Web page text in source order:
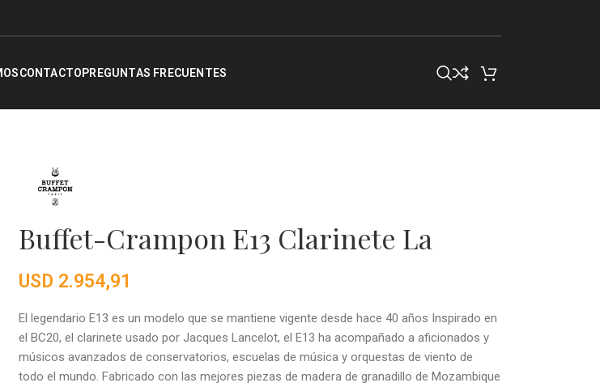
CONTACTOPREGUNTAS FRECUENTES
Buffet-Crampon E13 Clarinete La
USD 2.954,91
El legendario E13 es un modelo que se mantiene vigente desde hace 40 años Inspirado en
el BC20, el clarinete usado por Jacques Lancelot, el E13 ha acompañado a aficionados y
músicos avanzados de conservatorios, escuelas de música y orquestas de viento de
todo el mundo. Fabricado con las mejores piezas de madera de granadillo de Mozambique